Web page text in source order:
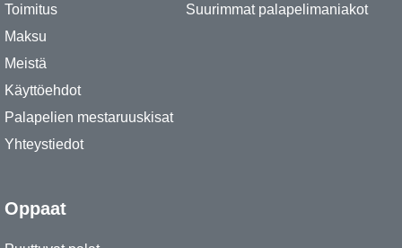
Toimitus
Maksu
Meistä
Käyttöehdot
Palapelien mestaruuskisat
Yhteystiedot
Suurimmat palapelimaniakot
Oppaat